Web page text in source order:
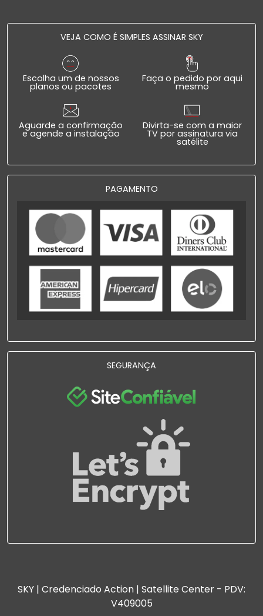
VEJA COMO É SIMPLES ASSINAR SKY
Escolha um de nossos
planos ou pacotes
Faça o pedido por aqui
mesmo
Aguarde a confirmação
e agende a instalação
Divirta-se com a maior
TV por assinatura via
satélite
PAGAMENTO
SEGURANÇA
SKY | Credenciado Action | Satellite Center - PDV:
V409005